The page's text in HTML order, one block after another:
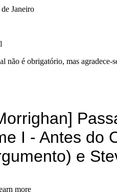
Janeiro
não é obrigatório, mas agradece-